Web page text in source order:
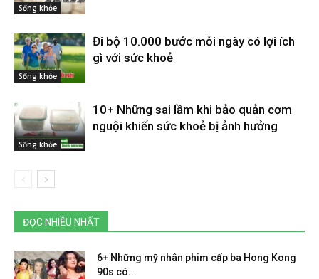
Sống khỏe
Sống khỏe
Đi bộ 10.000 bước mỗi ngày có lợi ích
gì với sức khoẻ
Sống khỏe
10+ Những sai lầm khi bảo quản cơm
nguội khiến sức khoẻ bị ảnh hưởng
ĐỌC NHIỀU NHẤT
6+ Những mỹ nhân phim cấp ba Hong Kong
90s có...